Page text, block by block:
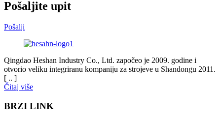
Pošaljite upit
Pošalji
Qingdao Heshan Industry Co., Ltd. započeo je 2009. godine i
otvorio veliku integriranu kompaniju za strojeve u Shandongu 2011.
[ .. ]
Čitaj više
BRZI LINK